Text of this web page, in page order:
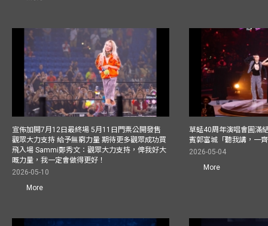
宣佈加開7月12日最終場 5月11日門票公開發售
觀眾大力支持 給予無窮力量 期待更多觀眾成功買
飛入場 Sammi鄭秀文：觀眾大力支持，俾我好大
嘅力量，我一定會做得更好！
2026-05-10
More
草蜢40周年演唱會圓滿
賓郭富城「聽我講，一
2026-05-04
More